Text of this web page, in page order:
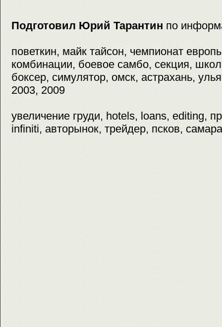
Подготовил Юрий Тарантин по
поветкин, майк тайсон, чемпионат
комбинации, боевое самбо, секция,
боксер, симулятор, омск, астрахань,
2003, 2009
увеличение груди, hotels, loans, editing,
infiniti, авторынок, трейдер, псков,